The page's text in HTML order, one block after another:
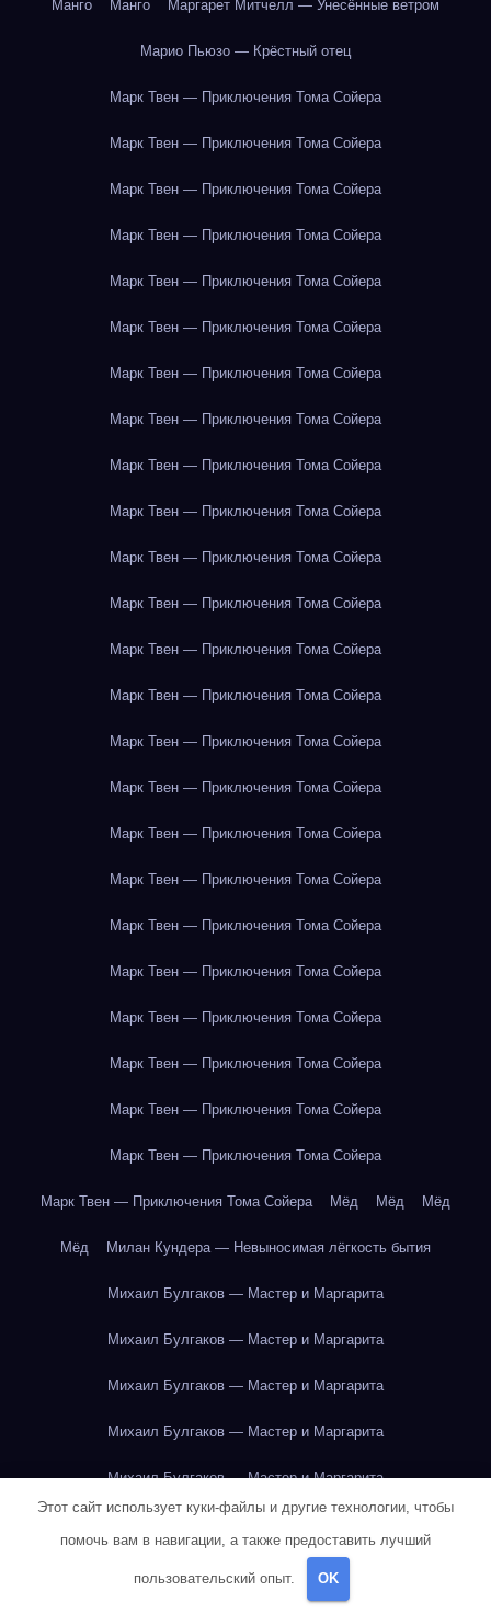
Манго Манго Маргарет Митчелл — Унесённые ветром
Марио Пьюзо — Крёстный отец
Марк Твен — Приключения Тома Сойера
Марк Твен — Приключения Тома Сойера
Марк Твен — Приключения Тома Сойера
Марк Твен — Приключения Тома Сойера
Марк Твен — Приключения Тома Сойера
Марк Твен — Приключения Тома Сойера
Марк Твен — Приключения Тома Сойера
Марк Твен — Приключения Тома Сойера
Марк Твен — Приключения Тома Сойера
Марк Твен — Приключения Тома Сойера
Марк Твен — Приключения Тома Сойера
Марк Твен — Приключения Тома Сойера
Марк Твен — Приключения Тома Сойера
Марк Твен — Приключения Тома Сойера
Марк Твен — Приключения Тома Сойера
Марк Твен — Приключения Тома Сойера
Марк Твен — Приключения Тома Сойера
Марк Твен — Приключения Тома Сойера
Марк Твен — Приключения Тома Сойера
Марк Твен — Приключения Тома Сойера
Марк Твен — Приключения Тома Сойера
Марк Твен — Приключения Тома Сойера
Марк Твен — Приключения Тома Сойера
Марк Твен — Приключения Тома Сойера
Марк Твен — Приключения Тома Сойера Мёд Мёд Мёд
Мёд Милан Кундера — Невыносимая лёгкость бытия
Михаил Булгаков — Мастер и Маргарита
Михаил Булгаков — Мастер и Маргарита
Михаил Булгаков — Мастер и Маргарита
Михаил Булгаков — Мастер и Маргарита
Михаил Булгаков — Мастер и Маргарита
Михаил Булгаков — Мастер и Маргарита
Этот сайт использует куки-файлы и другие технологии, чтобы
помочь вам в навигации, а также предоставить лучший
пользовательский опыт. OK